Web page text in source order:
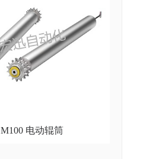
M100 电动辊筒